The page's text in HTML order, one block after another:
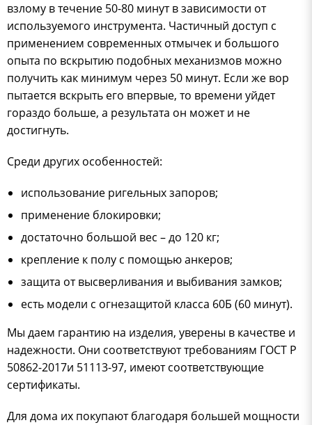
взлому в течение 50-80 минут в зависимости от
используемого инструмента. Частичный доступ с
применением современных отмычек и большого
опыта по вскрытию подобных механизмов можно
получить как минимум через 50 минут. Если же вор
пытается вскрыть его впервые, то времени уйдет
гораздо больше, а результата он может и не
достигнуть.
Среди других особенностей:
использование ригельных запоров;
применение блокировки;
достаточно большой вес – до 120 кг;
крепление к полу с помощью анкеров;
защита от высверливания и выбивания замков;
есть модели с огнезащитой класса 60Б (60 минут).
Мы даем гарантию на изделия, уверены в качестве и
надежности. Они соответствуют требованиям ГОСТ Р
50862-2017и 51113-97, имеют соответствующие
сертификаты.
Для дома их покупают благодаря большей мощности